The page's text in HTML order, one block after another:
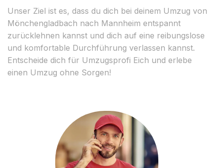
Unser Ziel ist es, dass du dich bei deinem Umzug von
Mönchengladbach nach Mannheim entspannt
zurücklehnen kannst und dich auf eine reibungslose
und komfortable Durchführung verlassen kannst.
Entscheide dich für Umzugsprofi Eich und erlebe
einen Umzug ohne Sorgen!